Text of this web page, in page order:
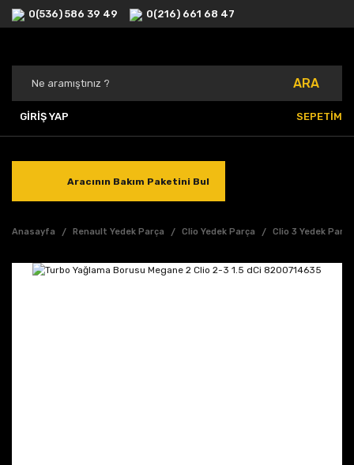
0(536) 586 39 49 0(216) 661 68 47
ARA
GİRİŞ YAP SEPETİM
Aracının Bakım Paketini Bul
Anasayfa Renault Yedek Parça Clio Yedek Parça Clio 3 Yedek